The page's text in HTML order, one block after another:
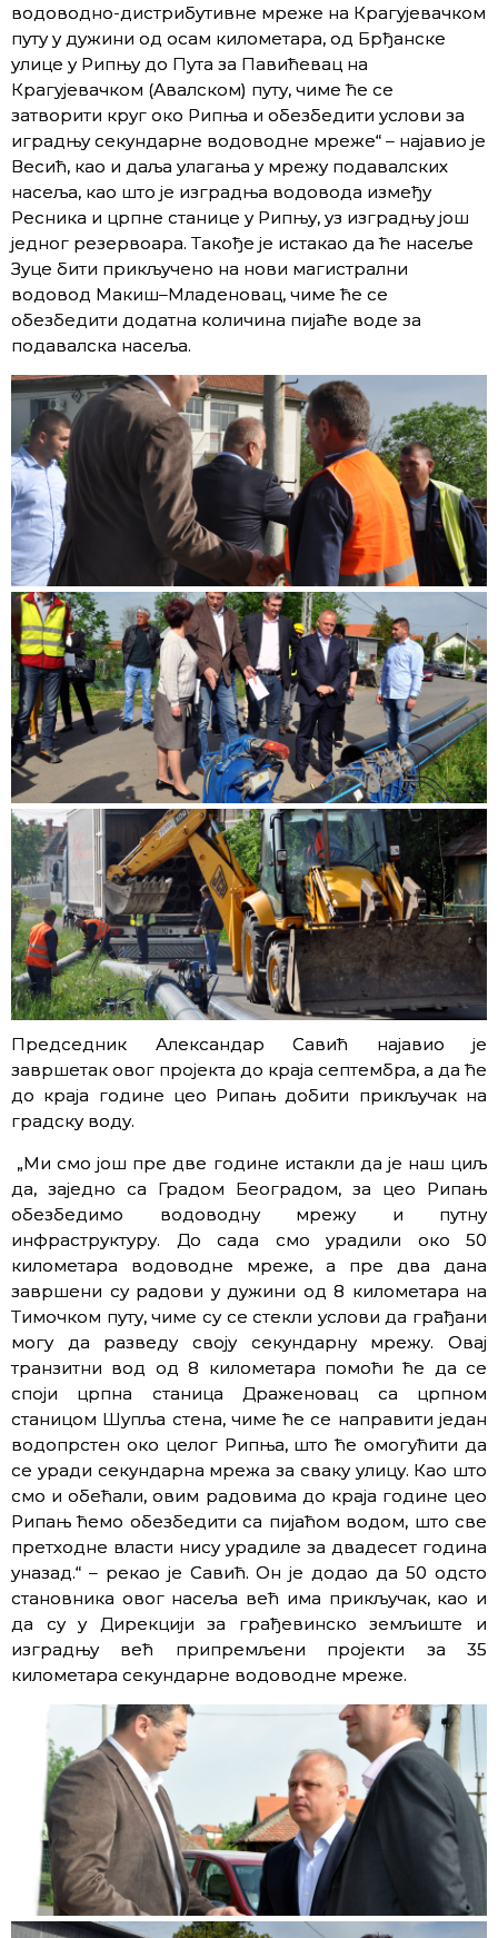
водоводно-дистрибутивне мреже на Крагујевачком
путу у дужини од осам километара, од Брђанске
улице у Рипњу до Пута за Павићевац на
Крагујевачком (Авалском) путу, чиме ће се
затворити круг око Рипња и обезбедити услови за
иградњу секундарне водоводне мреже“ – најавио је
Весић, као и даља улагања у мрежу подавалских
насеља, као што је изградња водовода између
Ресника и црпне станице у Рипњу, уз изградњу још
једног резервоара. Такође је истакао да ће насеље
Зуце бити прикључено на нови магистрални
водовод Макиш–Младеновац, чиме ће се
обезбедити додатна количина пијаће воде за
подавалска насеља.
Председник Александар Савић најавио је
завршетак овог пројекта до краја септембра, а да ће
до краја године цео Рипањ добити прикључак на
градску воду.
„Ми смо још пре две године истакли да је наш циљ
да, заједно са Градом Београдом, за цео Рипањ
обезбедимо водоводну мрежу и путну
инфраструктуру. До сада смо урадили око 50
километара водоводне мреже, а пре два дана
завршени су радови у дужини од 8 километара на
Тимочком путу, чиме су се стекли услови да грађани
могу да разведу своју секундарну мрежу. Овај
транзитни вод од 8 километара помоћи ће да се
споји црпна станица Драженовац са црпном
станицом Шупља стена, чиме ће се направити један
водопрстен око целог Рипња, што ће омогућити да
се уради секундарна мрежа за сваку улицу. Као што
смо и обећали, овим радовима до краја године цео
Рипањ ћемо обезбедити са пијаћом водом, што све
претходне власти нису урадиле за двадесет година
уназад.“ – рекао је Савић. Он је додао да 50 одсто
становника овог насеља већ има прикључак, као и
да су у Дирекцији за грађевинско земљиште и
изградњу већ припремљени пројекти за 35
километара секундарне водоводне мреже.